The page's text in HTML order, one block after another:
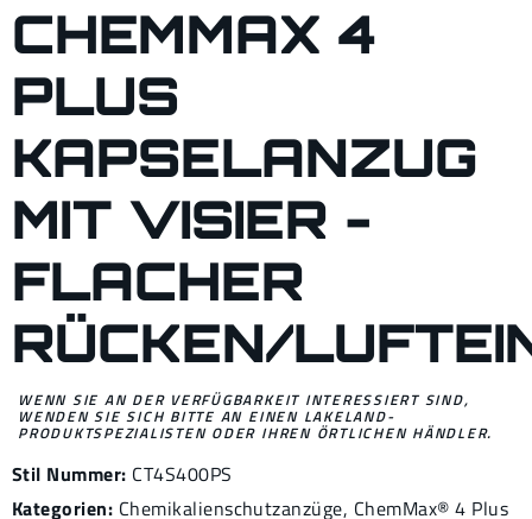
CHEMMAX 4
PLUS
KAPSELANZUG
MIT VISIER -
FLACHER
RÜCKEN/
WENN SIE AN DER VERFÜGBARKEIT INTERESSIERT SIND,
WENDEN SIE SICH BITTE AN EINEN LAKELAND-
PRODUKTSPEZIALISTEN ODER IHREN ÖRTLICHEN HÄNDLER.
Stil Nummer: CT4S400PS
Kategorien: Chemikalienschutzanzüge, ChemMax® 4 Plus